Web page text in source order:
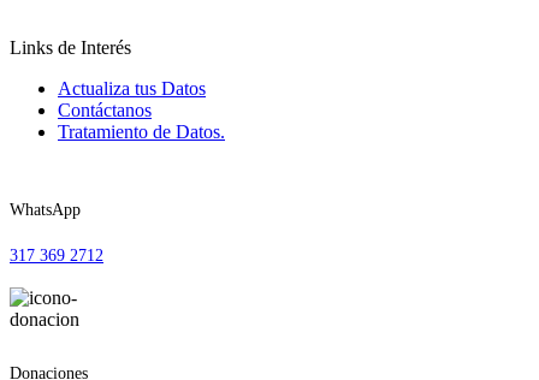
Links de Interés
Actualiza tus Datos
Contáctanos
Tratamiento de Datos.
WhatsApp
317 369 2712
Donaciones